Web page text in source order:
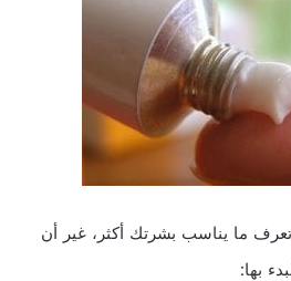
ما يناسب بشرتك أكثر، غير أن
بها: